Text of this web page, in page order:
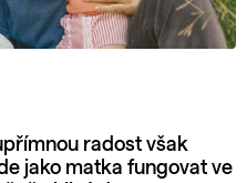
radost však
jako matka fungovat ve